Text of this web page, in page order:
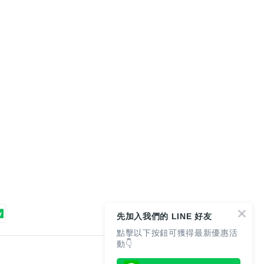
先加入我們的 LINE 好友
點擊以下按鈕可獲得最新優惠活
動👇